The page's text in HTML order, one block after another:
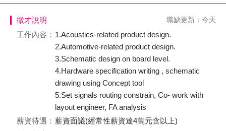
徵才說明 職缺更新：今天
工作內容： 1.Acoustics-related product design.
2.Automotive-related product design.
3.Schematic design on board level.
4.Hardware specification writing , schematic
drawing using Concept tool
5.Set signals routing constrain, Co- work with
layout engineer, FA analysis
薪資待遇： 薪資面議(經常性薪資達4萬元含以上)